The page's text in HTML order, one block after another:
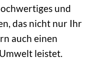
und
das nicht nur Ihr
auch einen
leistet.